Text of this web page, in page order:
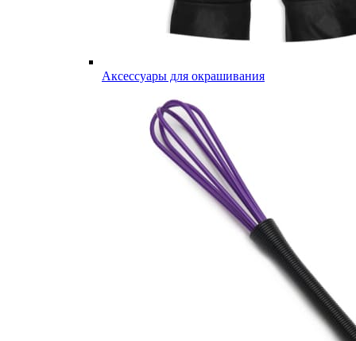
Аксессуары для окрашивания